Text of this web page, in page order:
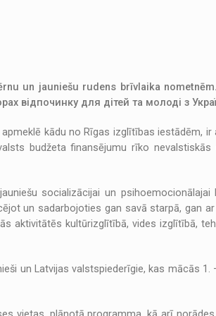
un jauniešu rudens brīvlaika nometnēm.
відпочинку для дітей та молоді з
kādu no Rīgas izglītības iestādēm, ir
budžeta finansējumu rīko nevalstiskās
socializācijai un psihoemocionālajai
un sadarbojoties gan savā starpā, gan
aktivitātēs kultūrizglītībā, vides izglītībā,
un Latvijas valstspiederīgie, kas mācās 1.